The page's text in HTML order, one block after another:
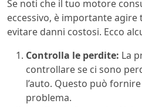
Se noti che il tuo motore
eccessivo, è importante
evitare danni costosi. Ecco
Controlla le perdite: La
controllare se ci sono
l’auto. Questo può
problema.